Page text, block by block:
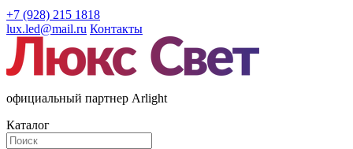
+7 (928) 215 1818
lux.led@mail.ru Контакты
официальный партнер Arlight
Каталог